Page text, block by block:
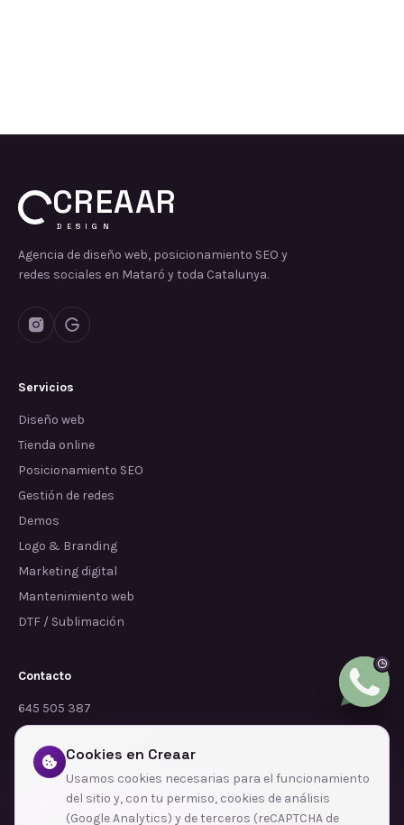
CREAAR
DESIGN
Agencia de diseño web, posicionamiento SEO y
redes sociales en Mataró y toda Catalunya.
Servicios
Diseño web
Tienda online
Posicionamiento SEO
Gestión de redes
Demos
Logo & Branding
Marketing digital
Mantenimiento web
DTF / Sublimación
Contacto
645 505 387
info@dependalium.com
Mataró (Barcelona)
Déjanos tu reseña en Google
Cookies en Creaar
Usamos cookies necesarias para el funcionamiento
del sitio y, con tu permiso, cookies de análisis
(Google Analytics) y de terceros (reCAPTCHA de